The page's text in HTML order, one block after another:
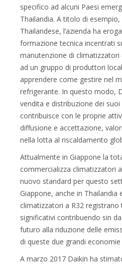
specifico ad alcuni Paesi
Thailandia. A titolo di
Thailandese, l’azienda ha
formazione tecnica incentrati
manutenzione di climatizzatori
ad un gruppo di produttori
apprendere come gestire nel
refrigerante. In questo modo,
vendita e distribuzione dei
contribuisce con le proprie
diffusione e accettazione,
nella lotta al riscaldamento
Attualmente in Giappone la
commercializza climatizzatori
nuovo standard per questo
Giappone, anche in Thailandia
climatizzatori a R32 registrano
significativi contribuendo sin
futuro alla riduzione delle
di queste due grandi
A marzo 2017 Daikin ha